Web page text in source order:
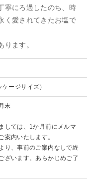
寧にろ過したのち、時
く愛されてきたお塩で
ます。
ージサイズ）
末
しては、1か月前にメルマ
案内いたします。
り、事前のご案内なしで終
ざいます。あらかじめご了